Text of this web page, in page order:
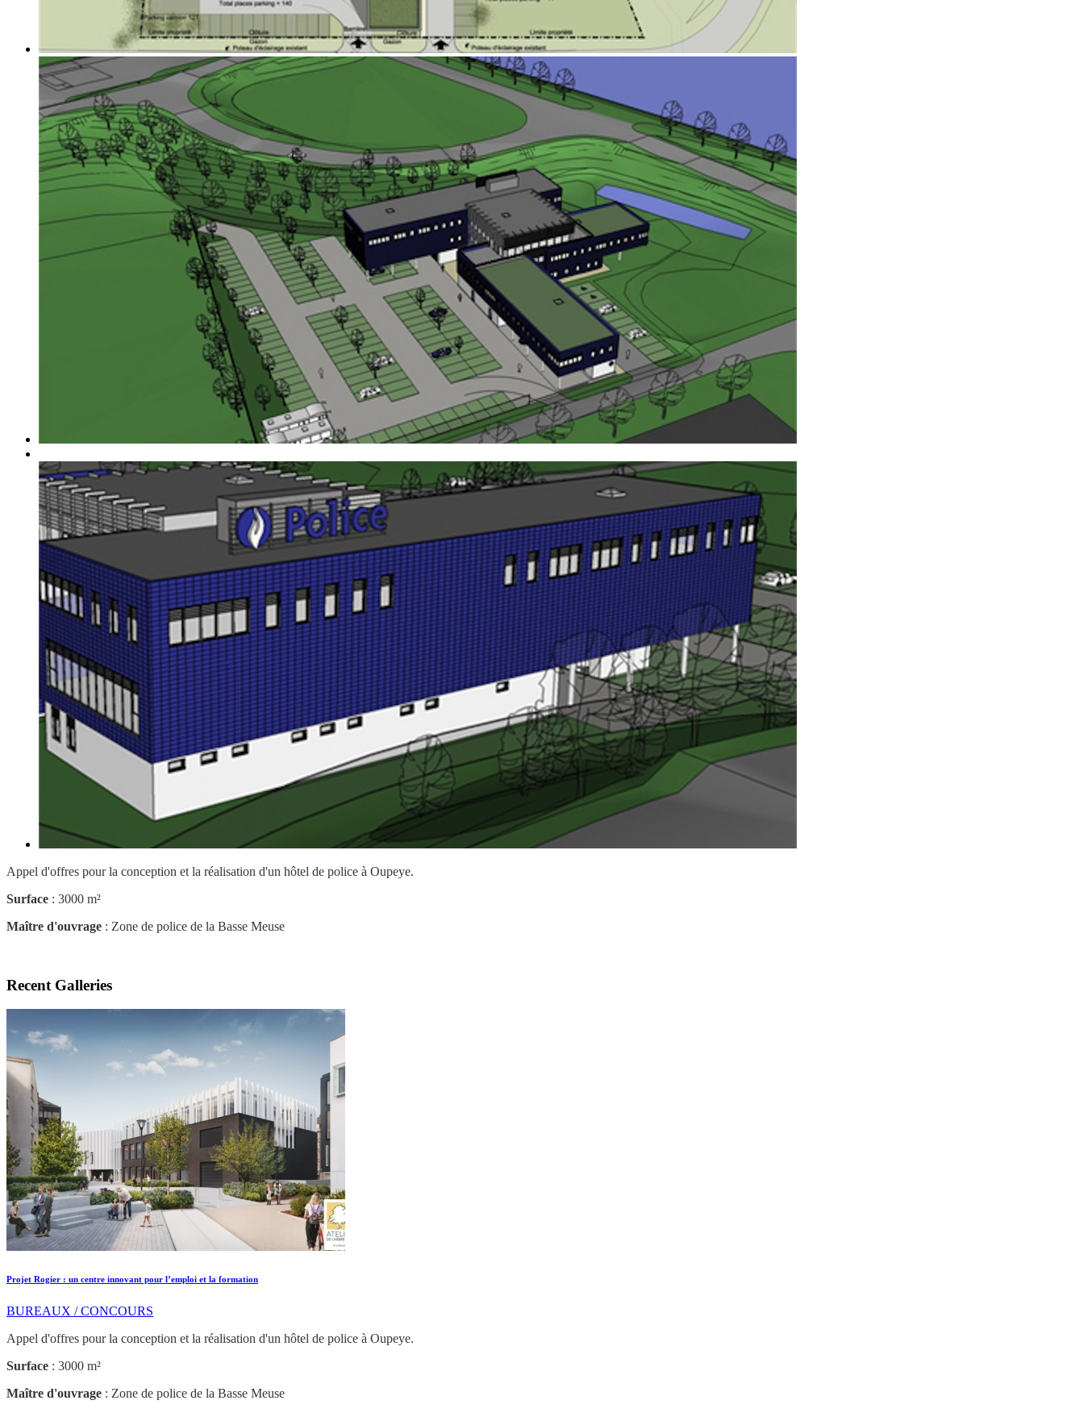
Appel d'offres pour la conception et la réalisation d'un hôtel de police à Oupeye.
Surface : 3000 m²
Maître d'ouvrage : Zone de police de la Basse Meuse
Recent Galleries
Projet Rogier : un centre innovant pour l’emploi et la formation
BUREAUX / CONCOURS
Appel d'offres pour la conception et la réalisation d'un hôtel de police à Oupeye.
Surface : 3000 m²
Maître d'ouvrage : Zone de police de la Basse Meuse